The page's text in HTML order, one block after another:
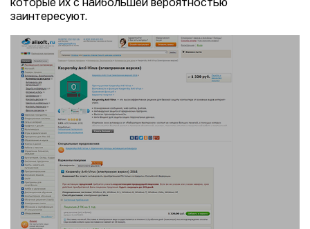
которые их с наибольшей вероятностью
заинтересуют.